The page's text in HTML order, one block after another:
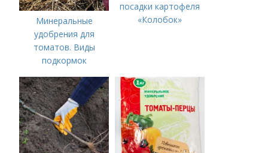
Минеральные
удобрения для
томатов. Виды
подкормок
посадки картофеля
«Колобок»